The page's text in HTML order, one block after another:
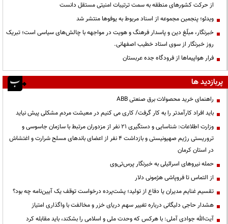
از حرکت کشورهای منطقه به سمت ترتیبات امنیتی مستقل دانست
ویدئو؛ پنجمین مجموعه از اسناد مربوط به یوفوها منتشر شد
خبرنگار، مبلّغ دین و پاسدار فرهنگ و هویت در مواجهه با چالش‌های سیاسی است؛ تبریک
روز خبرنگار از سوی استاد خطیب اصفهانی.
فرار هواپیماها از فرودگاه جده عربستان
پربازدید ها
راهنمای خرید محصولات برق صنعتی ABB
باید افراد کارآمدتر را به کار گرفت/ کاری می کنیم در معیشت مردم مشکلی پیش نیاید
وزارت اطلاعات: شناسایی و دستگیری ۲۱ نفر از مزدوران مرتبط با سازمان جاسوسی و
تروریستی رژیم صهیونیستی و بازداشت ۴ نفر از اعضای باندهای مسلح شرارت و اغتشاش
در استان کرمان
حمله نیروهای اسرائیلی به خبرنگار پرس‌تی‌وی
از التماس تا فروپاشی هژمونی دلار
تقسیم غنایم مدیران یا دفاع از تولید؛ پشت‌پرده درخواست توقف یک آیین‌نامه چه بود؟
هشدار حاجی دلیگانی درباره تغییر سهم دریای خزر و مخالفت با واگذاری امتیاز
آیت‌الله جوادی آملی: با هرکس که وحدت ملی و اسلامی را بشکند، باید مقابله کرد